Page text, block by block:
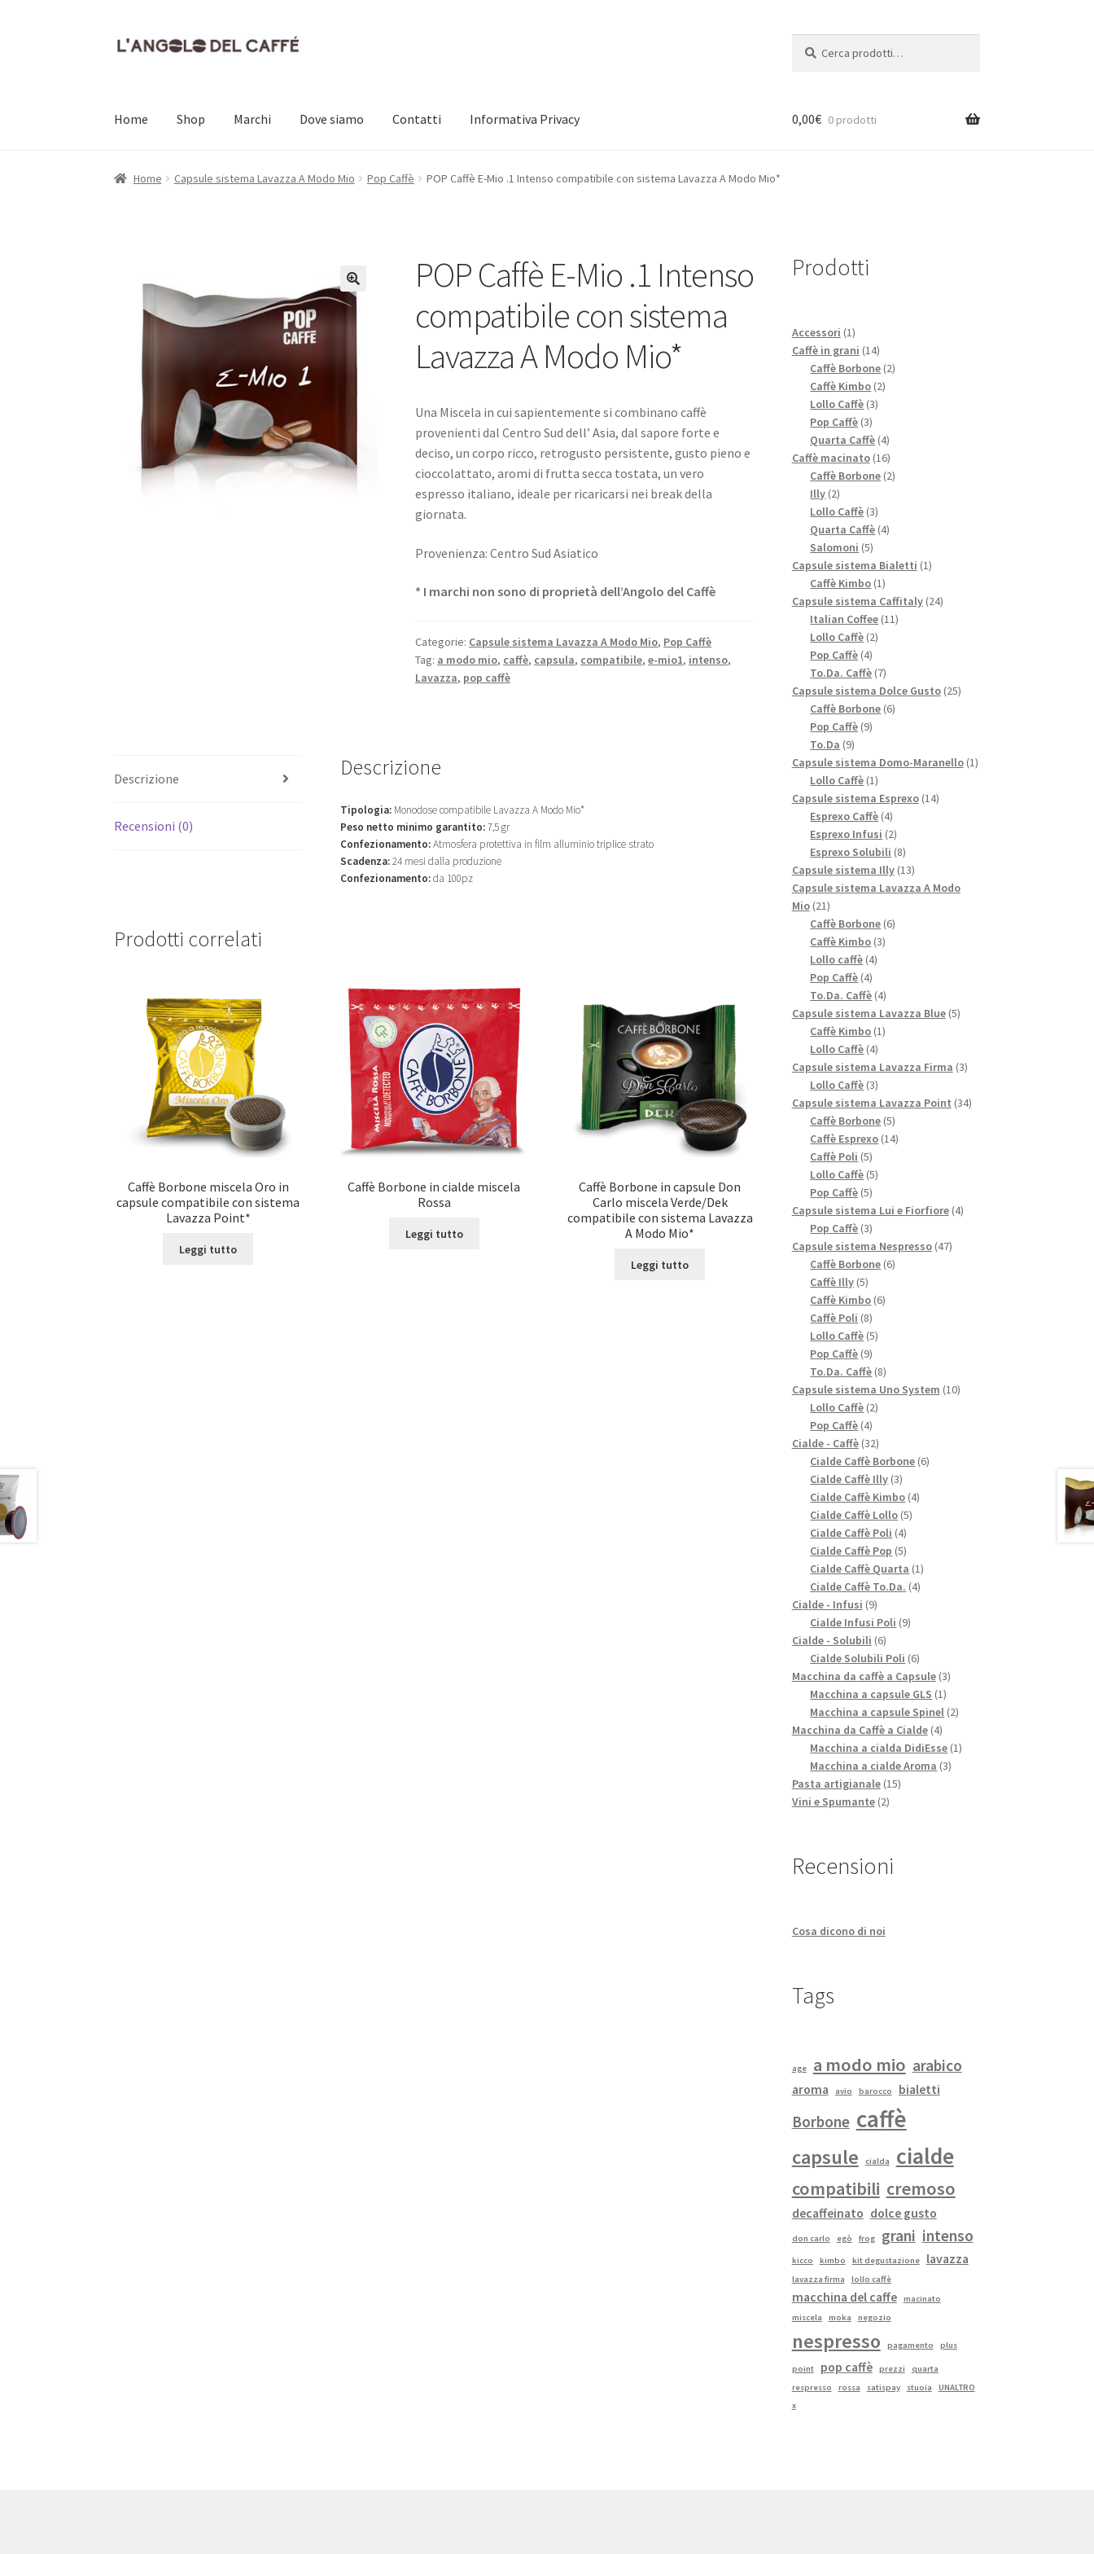
Vai
Vai
Home Shop Marchi Dove siamo Contatti Informativa Privacy
Home Carrello Cassa Contatti Dove siamo Il mio accountInformativa Privacy Shop
0,00€ 0 prodotti
Home Capsule sistema Lavazza A Modo Mio Pop Caffè POP Caffè E-Mio .1 Intenso compatibile con sistema Lavazza A Modo Mio*
POP Caffè E-Mio .1 Intenso
compatibile con sistema
Lavazza A Modo Mio*
Una Miscela in cui sapientemente si combinano caffè
provenienti dal Centro Sud dell’ Asia, dal sapore forte e
deciso, un corpo ricco, retrogusto persistente, gusto pieno e
cioccolattato, aromi di frutta secca tostata, un vero
espresso italiano, ideale per ricaricarsi nei break della
giornata.
Provenienza: Centro Sud Asiatico
* I marchi non sono di proprietà dell’Angolo del Caffè
Categorie: Capsule sistema Lavazza A Modo Mio, Pop Caffè
Tag: a modo mio, caffè, capsula, compatibile,e-mio1, intenso,
Lavazza, pop caffè
Descrizione
Recensioni (0)
Descrizione
Tipologia:Monodose compatibile Lavazza A Modo Mio*
Peso netto minimo garantito:7,5 gr
Confezionamento:Atmosfera protettiva in film alluminio triplice strato
Scadenza:24 mesi dalla produzione
Confezionamento:da 100pz
Prodotti correlati
Caffè Borbone miscela Oro in
capsule compatibile con sistema
Lavazza Point*
Leggi tutto
Caffè Borbone in cialde miscela
Rossa
Leggi tutto
Caffè Borbone in capsule Don
Carlo miscela Verde/Dek
compatibile con sistema Lavazza
A Modo Mio*
Leggi tutto
Prodotti
Accessori 11
prodotto
Caffè in grani 1414
prodotti
Caffè Borbone 22
Caffè Kimbo 22
Lollo Caffè 33
Pop Caffè 33
prodotti
Quarta Caffè 44
prodotti
Caffè macinato 1616
prodotti
Caffè Borbone 22
Illy 22
prodotti
Lollo Caffè 33
prodotti
Quarta Caffè 44
Salomoni 55
prodotti
Capsule sistema Bialetti 11
Caffè Kimbo 11
prodotto
Capsule sistema Caffitaly 2424
Italian Coffee 1111
Lollo Caffè 22
Pop Caffè 44
prodotti
To.Da. Caffè 77
prodotti
Capsule sistema Dolce Gusto 2525
Caffè Borbone 66
Pop Caffè 99
To.Da 99
prodotti
Capsule sistema Domo-Maranello 11
Lollo Caffè 11
prodotto
Capsule sistema Esprexo 1414
Esprexo Caffè 44
prodotti
Esprexo Infusi 22
prodotti
Esprexo Solubili 88
prodotti
Capsule sistema Illy 1313
prodotti
Capsule sistema Lavazza A Modo
Mio 2121
prodotti
Caffè Borbone 66
Caffè Kimbo 33
Lollo caffè 44
Pop Caffè 44
prodotti
To.Da. Caffè 44
prodotti
Capsule sistema Lavazza Blue 55
Caffè Kimbo 11
Lollo Caffè 44
prodotti
Capsule sistema Lavazza Firma 33
Lollo Caffè 33
prodotti
Capsule sistema Lavazza Point 3434
Caffè Borbone 55
prodotti
Caffè Esprexo 1414
Caffè Poli 55
prodotti
Lollo Caffè 55
Pop Caffè 55
prodotti
Capsule sistema Lui e Fiorfiore 44
Pop Caffè 33
prodotti
Capsule sistema Nespresso 4747
Caffè Borbone 66
Caffè Illy 55
prodotti
Caffè Kimbo 66
Caffè Poli 88
prodotti
Lollo Caffè 55
Pop Caffè 99
prodotti
To.Da. Caffè 88
prodotti
Capsule sistema Uno System 1010
Lollo Caffè 22
Pop Caffè 44
prodotti
Cialde - Caffè 3232
prodotti
Cialde Caffè Borbone 66
Cialde Caffè Illy 33
prodotti
Cialde Caffè Kimbo 44
Cialde Caffè Lollo 55
Cialde Caffè Poli 44
prodotti
Cialde Caffè Pop 55
prodotti
Cialde Caffè Quarta 11
Cialde Caffè To.Da. 44
Cialde - Infusi 99
prodotti
Cialde Infusi Poli 99
Cialde - Solubili 66
prodotti
Cialde Solubili Poli 66
prodotti
Macchina da caffè a Capsule 33
Macchina a capsule GLS 11
prodotto
Macchina a capsule Spinel 22
Macchina da Caffè a Cialde 44
prodotti
Macchina a cialda DidiEsse 11
Macchina a cialde Aroma 33
Pasta artigianale 1515
Vini e Spumante 22
Recensioni
Cosa dicono di noi
Tags
age a modo mio arabico
aroma avio barocco bialetti
Borbone caffè
capsule cialda cialde
compatibili cremoso
decaffeinato dolce gusto
don carlo egò frog grani intenso
kicco kimbo kit degustazione lavazza
lavazza firma lollo caffè
macchina del caffe
macinato
miscela
moka negozio
nespresso pagamento plus
point pop caffè prezzi
quarta
respresso
rossa satispay stuoia
UNALTRO
x